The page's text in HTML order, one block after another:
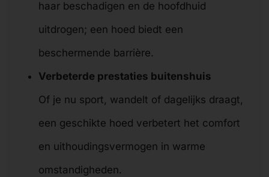
haar beschadigen en de hoofdhuid
uitdrogen; een hoed biedt een
beschermende barrière.
Verbeterde prestaties buitenshuis
Of je nu sport, wandelt of dagelijks draagt,
een geschikte hoed verbetert het comfort
en uithoudingsvermogen in warme
omstandigheden.